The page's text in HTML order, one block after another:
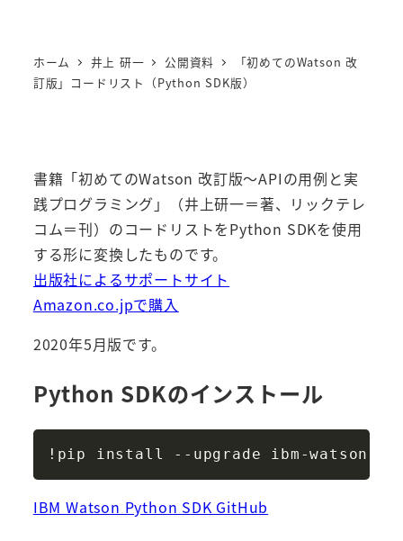
ホーム 井上 研一 公開資料
「初めてのWatson 改
訂版」コードリスト（Python SDK版）
書籍「初めてのWatson 改訂版～APIの用例と実
践プログラミング」（井上研一＝著、リックテレ
コム＝刊）のコードリストをPython SDKを使用
する形に変換したものです。
出版社によるサポートサイト
Amazon.co.jpで購入
2020年5月版です。
Python SDKのインストール
!pip install - - upgrade ibm - Copy
IBM Watson Python SDK GitHub